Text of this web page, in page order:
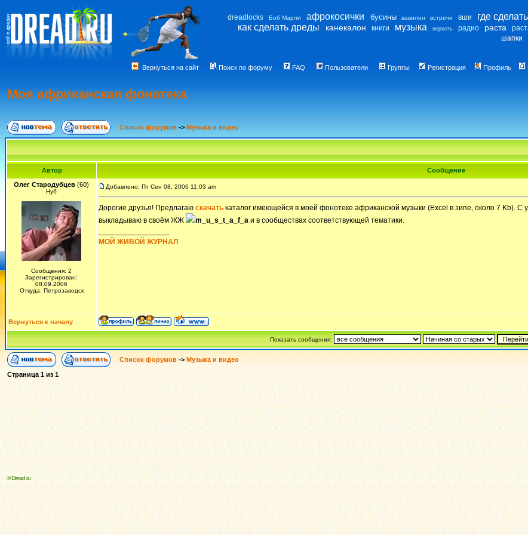
dreadlocks Боб Марли афрокосички бусины вавилон встречи вши где
как сделать дреды канекалон книги музыка перхоть радио раста
шапки
Вернуться на сайт Поиск по форуму FAQ Пользователи Группы Регистрация Профиль
Моя африканская фонотека
Список форумов -> Музыка и видео
Автор
Сообщение
Олег Стародубцев (60)
Нуб
Сообщения: 2
Зарегистрирован:
08.09.2006
Откуда: Петрозаводск
Добавлено: Пт Сен 08, 2006 11:03 am
Дорогие друзья! Предлагаю скачать каталог имеющейся в моей фонотеке африканской музыки (Excel в зипе, около 7 Kb).
выкладываю в своём ЖЖ
m_u_s_t_a_f_a и в сообществах соответствующей тематики.
МОЙ ЖИВОЙ ЖУРНАЛ
Вернуться к началу
Показать сообщения:
Список форумов -> Музыка и видео
Страница 1из 1
© Dread.ru